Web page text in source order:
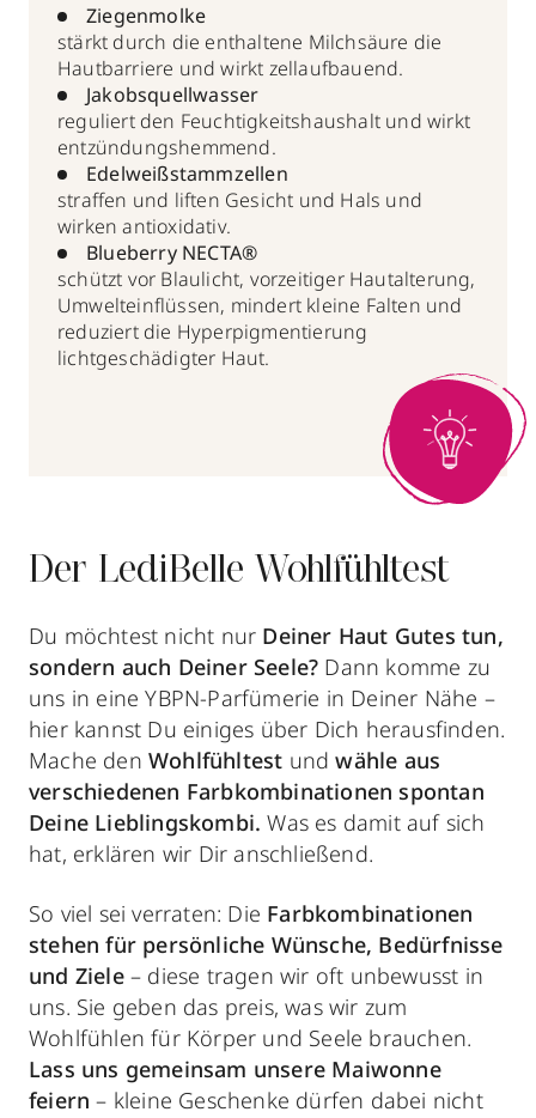
Ziegenmolke
stärkt durch die enthaltene Milchsäure die
Hautbarriere und wirkt zellaufbauend.
Jakobsquellwasser
reguliert den Feuchtigkeitshaushalt und wirkt
entzündungshemmend.
Edelweißstammzellen
straffen und liften Gesicht und Hals und
wirken antioxidativ.
Blueberry NECTA®
schützt vor Blaulicht, vorzeitiger Hautalterung,
Umwelteinflüssen, mindert kleine Falten und
reduziert die Hyperpigmentierung
lichtgeschädigter Haut.
Der LediBelle Wohlfühltest
Du möchtest nicht nur Deiner Haut Gutes tun,
sondern auch Deiner Seele? Dann komme zu
uns in eine YBPN-Parfümerie in Deiner Nähe –
hier kannst Du einiges über Dich herausfinden.
Mache den Wohlfühltest undwähle aus
verschiedenen Farbkombinationen spontan
Deine Lieblingskombi. Was es damit auf sich
hat, erklären wir Dir anschließend.
So viel sei verraten: Die Farbkombinationen
stehen für persönliche Wünsche, Bedürfnisse
und Ziele– diese tragen wir oft unbewusst in
uns. Sie geben das preis, was wir zum
Wohlfühlen für Körper und Seele brauchen.
Lass uns gemeinsam unsere Maiwonne
feiern– kleine Geschenke dürfen dabei nicht